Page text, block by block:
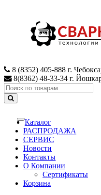
navigation
8 (8352) 405-888 г.
8(8362) 48-33-34 г.
Search
for:
Toggle
navigation
Каталог
РАСПРОДАЖА
СЕРВИС
Новости
Контакты
О Компании
Сертификаты
Корзина